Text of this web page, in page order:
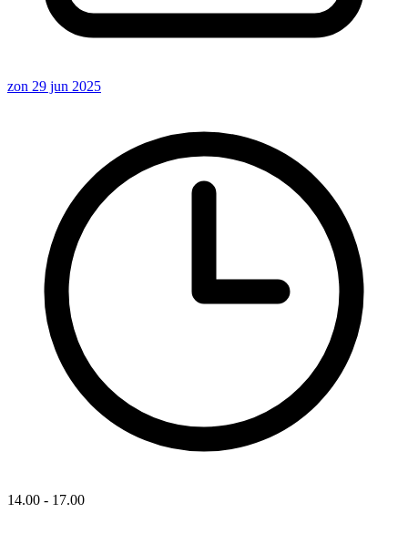
zon 29 jun 2025
14.00 - 17.00